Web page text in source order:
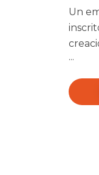
Un
su